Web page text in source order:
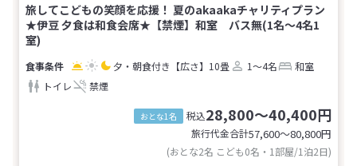
旅してこどもの笑顔を応援！ 夏のakaakaチャリティプラン
★伊豆 夕食は和食会席★【禁煙】和室 バス無(1名～4名1
室)
夕・朝食付き 【広さ】10畳 1～4名
和室
トイレ
禁煙
おとな1名 税込28,800～40,400円
旅行代金合計57,600〜80,800円
(おとな2名 こども0名・1部屋/1泊2日)